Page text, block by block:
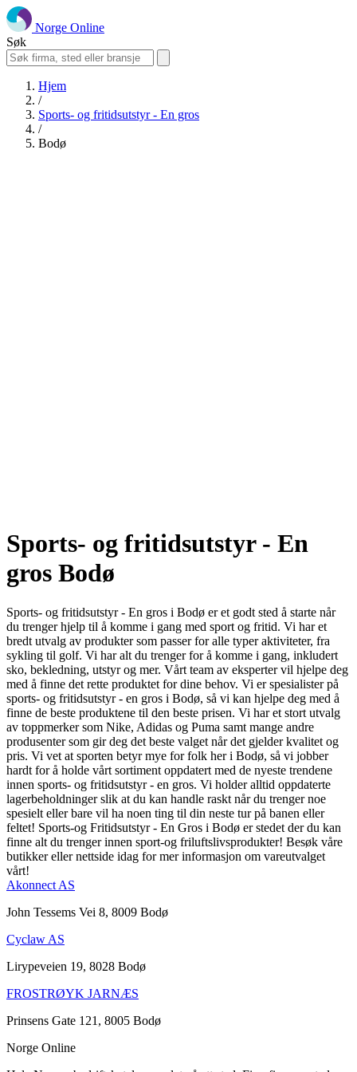
Norge Online
Søk
Hjem
/
Sports- og fritidsutstyr - En gros
/
Bodø
Sports- og fritidsutstyr - En
gros Bodø
Sports- og fritidsutstyr - En gros i Bodø er et godt sted å starte når
du trenger hjelp til å komme i gang med sport og fritid. Vi har et
bredt utvalg av produkter som passer for alle typer aktiviteter, fra
sykling til golf. Vi har alt du trenger for å komme i gang, inkludert
sko, bekledning, utstyr og mer. Vårt team av eksperter vil hjelpe deg
med å finne det rette produktet for dine behov. Vi er spesialister på
sports- og fritidsutstyr - en gros i Bodø, så vi kan hjelpe deg med å
finne de beste produktene til den beste prisen. Vi har et stort utvalg
av toppmerker som Nike, Adidas og Puma samt mange andre
produsenter som gir deg det beste valget når det gjelder kvalitet og
pris. Vi vet at sporten betyr mye for folk her i Bodø, så vi jobber
hardt for å holde vårt sortiment oppdatert med de nyeste trendene
innen sports- og fritidsutstyr - en gros. Vi holder alltid oppdaterte
lagerbeholdninger slik at du kan handle raskt når du trenger noe
spesielt eller bare vil ha noen ting til din neste tur på banen eller
feltet! Sports-og Fritidsutstyr - En Gros i Bodø er stedet der du kan
finne alt du trenger innen sport-og friluftslivsprodukter! Besøk våre
butikker eller nettside idag for mer informasjon om vareutvalget
vårt!
Akonnect AS
John Tessems Vei 8, 8009 Bodø
Cyclaw AS
Lirypeveien 19, 8028 Bodø
FROSTRØYK JARNÆS
Prinsens Gate 121, 8005 Bodø
Norge Online